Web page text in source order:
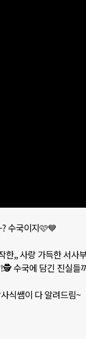
수국이지🩷💙
한,, 사랑 가득한 서사
수국에 담긴 진실들
식쌤이 다 알려드림~